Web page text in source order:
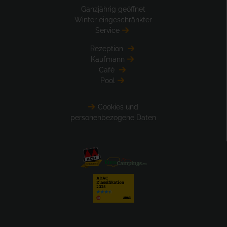
Ganzjährig geöffnet
Winter eingeschränkter
Service
Rezeption
Kaufmann
Café
Pool
Cookies und
personenbezogene Daten